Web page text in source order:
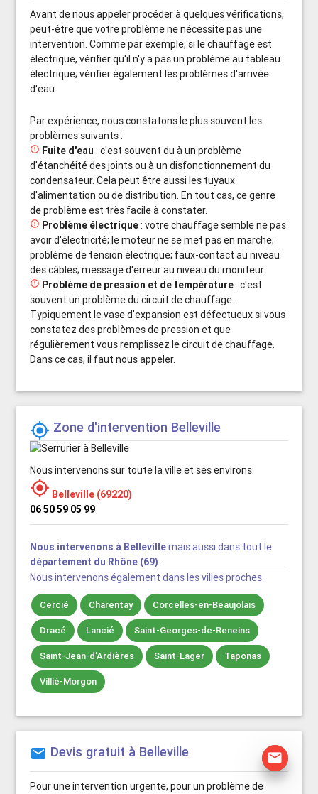
Avant de nous appeler procéder à quelques vérifications,
peut-être que votre problème ne nécessite pas une
intervention. Comme par exemple, si le chauffage est
électrique, vérifier qu'il n'y a pas un problème au tableau
électrique; vérifier également les problèmes d'arrivée
d'eau.
Par expérience, nous constatons le plus souvent les
problèmes suivants :
 Fuite d'eau : c'est souvent du à un problème
d'étanchéité des joints ou à un disfonctionnement du
condensateur. Cela peut être aussi les tuyaux
d'alimentation ou de distribution. En tout cas, ce genre
de problème est très facile à constater.
 Problème électrique: votre chauffage semble ne pas
avoir d'électricité; le moteur ne se met pas en marche;
problème de tension électrique; faux-contact au niveau
des câbles; message d'erreur au niveau du moniteur.
 Problème de pression et de température: c'est
souvent un problème du circuit de chauffage.
Typiquement le vase d'expansion est défectueux si vous
constatez des problèmes de pression et que
régulièrement vous remplissez le circuit de chauffage.
Dans ce cas, il faut nous appeler.
 Zone d'intervention Belleville
Nous intervenons sur toute la ville et ses environs:
 Belleville (69220)
06 50 59 05 99
Nous intervenons à Bellevillemais aussi dans tout le
département du Rhône (69).
Nous intervenons également dans les villes proches.
Cercié Charentay Corcelles-en-Beaujolais
Dracé Lancié Saint-Georges-de-Reneins
Saint-Jean-d'Ardières Saint-Lager Taponas
Villié-Morgon
mail Devis gratuit à Belleville mail
Pour une intervention urgente, pour un problème de